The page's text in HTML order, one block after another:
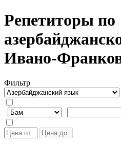
Репетиторы по
Ивано-
Фильтр